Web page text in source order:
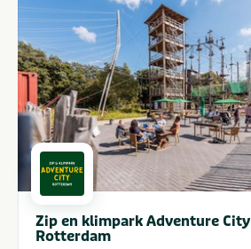
Zip en klimpark Adventure City
Rotterdam